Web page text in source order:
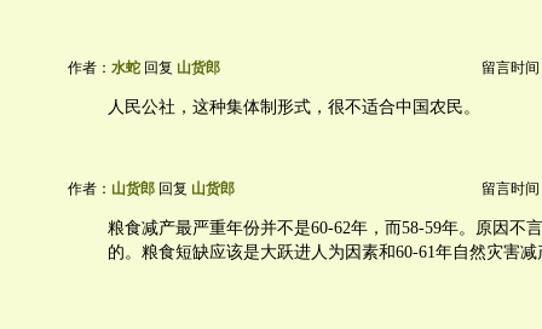
作者： 水蛇 回复 山货郎 留言时间
人民公社，这种集体制形式，很不适合中国农民。
作者： 山货郎 回复 山货郎 留言时间
粮食减产最严重年份并不是60-62年，而58-59年。原因不
的。粮食短缺应该是大跃进人为因素和60-61年自然灾害